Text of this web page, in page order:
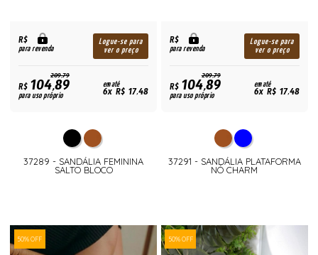
R$
para revenda
Logue-se para
ver o preço
209,79
R$104,89
para uso próprio
em até
6x R$ 17,48
37289 - SANDÁLIA FEMININA
SALTO BLOCO
R$
para revenda
Logue-se para
ver o preço
209,79
R$104,89
para uso próprio
em até
6x R$ 17,48
37291 - SANDÁLIA PLATAFORMA
NÓ CHARM
50% OFF 50% OFF